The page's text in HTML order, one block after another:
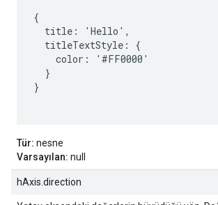
{
  title: 'Hello',
  titleTextStyle: {
    color: '#FF0000'
  }
}
Tür: nesne
Varsayılan: null
hAxis.direction